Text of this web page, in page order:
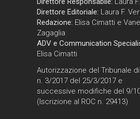
Direttore Editoriale: Laura F.
Redazione: Elisa Cimatti e
Zagaglia
ADV e Communication
Elisa Cimatti
Autorizzazione del Tribunale
n. 3/2017 del 25/3/2017 e
successive modifiche del 9/
(Iscrizione al ROC n. 29413)